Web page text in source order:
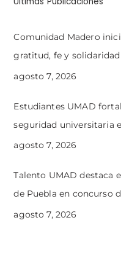
Comunidad Madero
gratitud, fe y solidaridad
agosto 7, 2026
Estudiantes UMAD
seguridad universitaria
agosto 7, 2026
Talento UMAD destaca
de Puebla en concurso
agosto 7, 2026